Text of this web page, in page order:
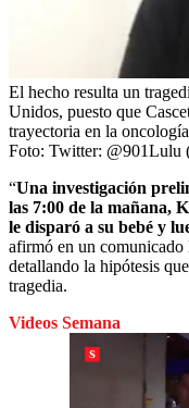
El hecho resulta un
Unidos, puesto que
trayectoria en la
Foto: Twitter: @901Lulu
“Una investigación
las 7:00 de la mañana,
le disparó a su bebé y
afirmó en un
detallando la hipótesis
tragedia.
Videos Semana